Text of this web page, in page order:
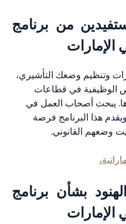
من برنامج
الإمارات
وتنظيم وضعك التأشيري،
الوظيفية في قطاعات
يبحث أصحاب العمل في
هذا البرنامج فرصة
وضعهم القانوني.
بشأن برنامج
الإمارات